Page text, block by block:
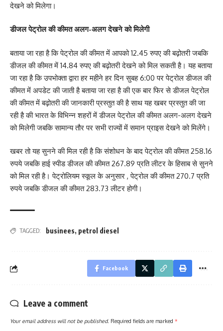
देखने को मिलेगा।
डीजल पेट्रोल की कीमत अलग-अलग देखने को मिलेगी
बताया जा रहा है कि पेट्रोल की कीमत में आपको 12.45 रुपए की बढ़ोतरी जबकि
डीजल की कीमत में 14.84 रुपए की बढ़ोतरी देखने को मिल सकती है। यह बताया
जा रहा है कि उपभोक्ता द्वारा हर महीने हर दिन सुबह 6:00 पर पेट्रोल डीजल की
कीमत में अपडेट की जाती है बताया जा रहा है की एक बार फिर से डीजल पेट्रोल
की कीमत में बढ़ोतरी की जानकारी प्रस्तुत की है साथ यह खबर प्रस्तुत की जा
रही है की भारत के विभिन्न शहरों में डीजल पेट्रोल की कीमत अलग-अलग देखने
को मिलेगी जबकि सामान्य तौर पर सभी राज्यों में समान प्राइस देखने को मिलेंगे।
खबर तो यह सुनने की मिल रही है कि संशोधन के बाद पेट्रोल की कीमत 258.16
रुपये जबकि हाई स्पीड डीजल की कीमत 267.89 प्रति लीटर के हिसाब से सुनने
को मिल रही है। पेट्रोलियम स्कूल के अनुसार , पेट्रोल की कीमत 270.7 प्रति
रुपये जबकि डीजल की कीमत 283.73 लीटर होगी।
TAGGED: businees, petrol diesel
Facebook
Leave a comment
Your email address will not be published. Required fields are marked *